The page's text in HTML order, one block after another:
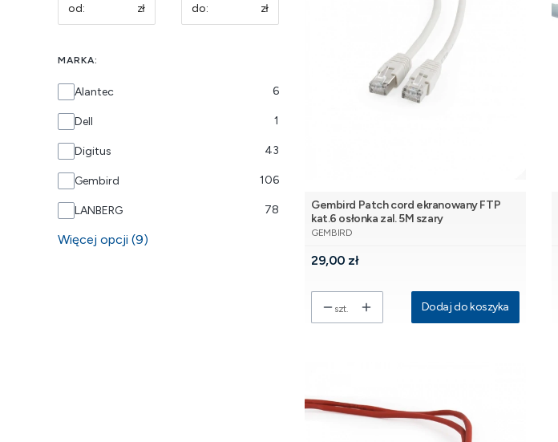
zł zł
MARKA:
MarkaAlantec 6
Dell 1
Digitus 43
Gembird 106
LANBERG 78
Więcej opcji (9)
Gembird Patch cord ekranowany FTP
kat.6 osłonka zal. 5M szary
PRODUCENT
GEMBIRD
Cena
29,00 zł
szt. Dodaj do koszyka